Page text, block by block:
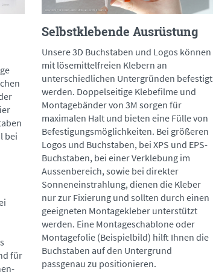
bei
für
Selbstklebende Ausrüstung
Unsere 3D Buchstaben und Logos können
mit lösemittelfreien Klebern an
unterschiedlichen Untergründen befestigt
werden. Doppelseitige Klebefilme und
Montagebänder von 3M sorgen für
maximalen Halt und bieten eine Fülle von
Befestigungsmöglichkeiten. Bei größeren
Logos und Buchstaben, bei XPS und EPS-
Buchstaben, bei einer Verklebung im
Aussenbereich, sowie bei direkter
Sonneneinstrahlung, dienen die Kleber
nur zur Fixierung und sollten durch einen
geeigneten Montagekleber unterstützt
werden. Eine Montageschablone oder
Montagefolie (Beispielbild) hilft Ihnen die
Buchstaben auf den Untergrund
passgenau zu positionieren.